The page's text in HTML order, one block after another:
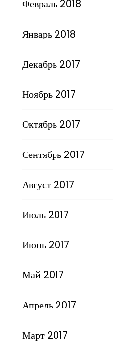
Февраль 2018
Январь 2018
Декабрь 2017
Ноябрь 2017
Октябрь 2017
Сентябрь 2017
Август 2017
Июль 2017
Июнь 2017
Май 2017
Апрель 2017
Март 2017